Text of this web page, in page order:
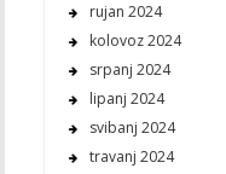
rujan 2024
kolovoz 2024
srpanj 2024
lipanj 2024
svibanj 2024
travanj 2024